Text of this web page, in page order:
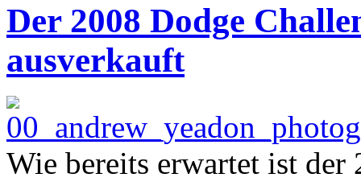
Der 2008 Dodge
ausverkauft
Wie bereits erwartet ist der